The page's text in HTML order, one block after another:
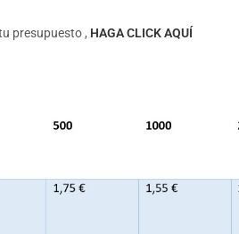
presupuesto , HAGA CLICK AQUÍ